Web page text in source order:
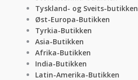
Tyskland- og Sveits-butikken
Øst-Europa-Butikken
Tyrkia-Butikken
Asia-Butikken
Afrika-Butikken
India-Butikken
Latin-Amerika-Butikken